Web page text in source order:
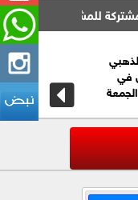
التعاوني الأردني
في